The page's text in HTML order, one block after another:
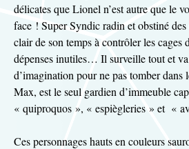
délicates que Lionel n’est autre que le
face ! Super Syndic radin et obstiné
clair de son temps à contrôler les cages
dépenses inutiles… Il surveille tout et
d’imagination pour ne pas tomber dans
Max, est le seul gardien d’immeuble
« quiproquos », « espiègleries » et «
Ces personnages hauts en couleurs